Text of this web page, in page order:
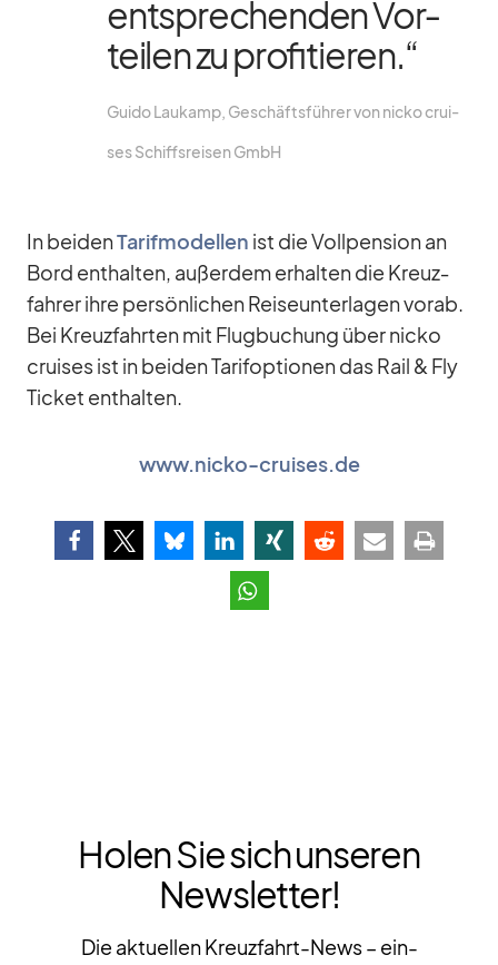
ent­spre­chen­den Vor­
tei­len zu pro­fi­tie­ren.“
Guido Lau­kamp, Ge­schäfts­füh­rer von nicko crui­
ses Schiffs­rei­sen GmbH
In bei­denTa­rif­mo­del­len ist die Voll­pen­sion an
Bord ent­hal­ten, au­ßer­dem er­hal­ten die Kreuz­
fah­rer ihre per­sön­li­chen Rei­se­un­ter­la­gen vorab.
Bei Kreuz­fahr­ten mit Flug­bu­chung über nicko
crui­ses ist in bei­den Ta­rif­op­tio­nen das Rail & Fly
Ti­cket ent­hal­ten.
www.nicko-cruises.de
Holen Sie sich unseren
Newsletter!
Die aktuellen Kreuzfahrt-News – ein-